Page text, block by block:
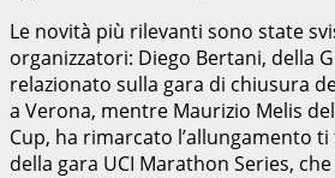
Le novità più rilevanti sono state
organizzatori: Diego Bertani, della
relazionato sulla gara di chiusura
a Verona, mentre Maurizio Melis
Cup, ha rimarcato l’allungamento
della gara UCI Marathon Series,